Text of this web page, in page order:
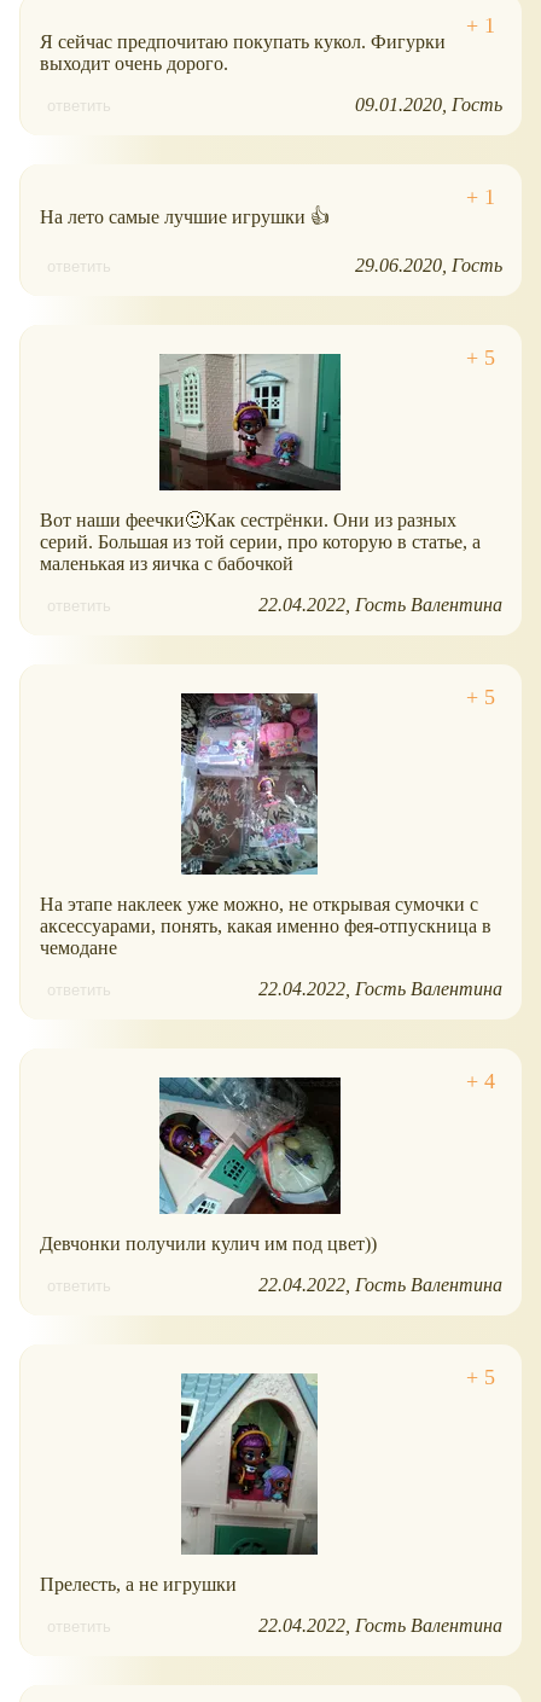
Я сейчас предпочитаю покупать кукол. Фигурки
выходит очень дорого.
ответить 09.01.2020 Гость
На лето самые лучшие игрушки 👍
ответить 29.06.2020 Гость
Вот наши феечки🙂Как сестрёнки. Они из разных
серий. Большая из той серии, про которую в статье, а
маленькая из яичка с бабочкой
ответить 22.04.2022 Гость Валентина
На этапе наклеек уже можно, не открывая сумочки с
аксессуарами, понять, какая именно фея-отпускница в
чемодане
ответить 22.04.2022 Гость Валентина
Девчонки получили кулич им под цвет))
ответить 22.04.2022 Гость Валентина
Прелесть, а не игрушки
ответить 22.04.2022 Гость Валентина